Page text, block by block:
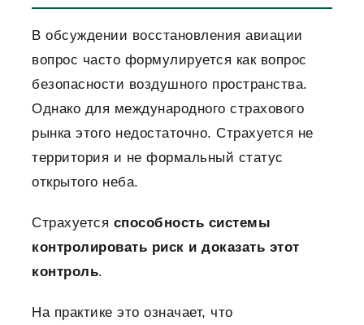
В обсуждении восстановления авиации
вопрос часто формулируется как вопрос
безопасности воздушного пространства.
Однако для международного страхового
рынка этого недостаточно. Страхуется не
территория и не формальный статус
открытого неба.
Страхуется способность системы
контролировать риск и доказать этот
контроль.
На практике это означает, что